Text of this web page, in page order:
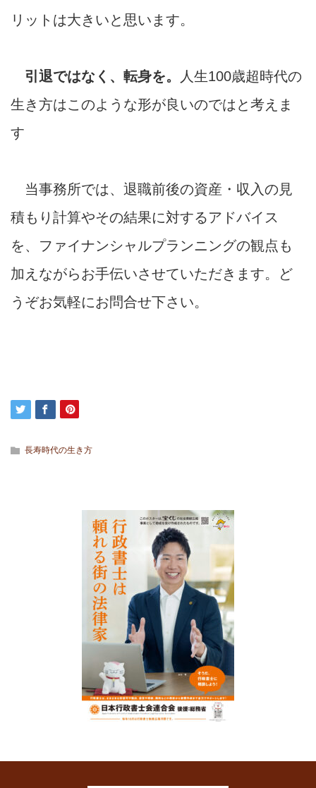
リットは大きいと思います。
引退ではなく、転身を。
人生100歳超時代の
生き方はこのような形が良いのではと考えま
す
当事務所では、退職前後の資産・収入の見
積もり計算やその結果に対するアドバイス
を、ファイナンシャルプランニングの観点も
加えながらお手伝いさせていただきます。ど
うぞお気軽にお問合せ下さい。
長寿時代の生き方